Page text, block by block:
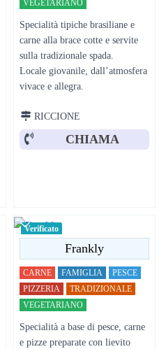
VEGETARIANO
Specialità tipiche brasiliane e
carne alla brace cotte e servite
sulla tradizionale spada.
Locale giovanile, dall’atmosfera
vivace e allegra.
RICCIONE
CHIAMA
Verificato
Frankly
CARNE FAMIGLIA
PESCE
PIZZERIA
TRADIZIONALE
VEGETARIANO
Specialità a base di pesce, carne
e pizze preparate con lievito